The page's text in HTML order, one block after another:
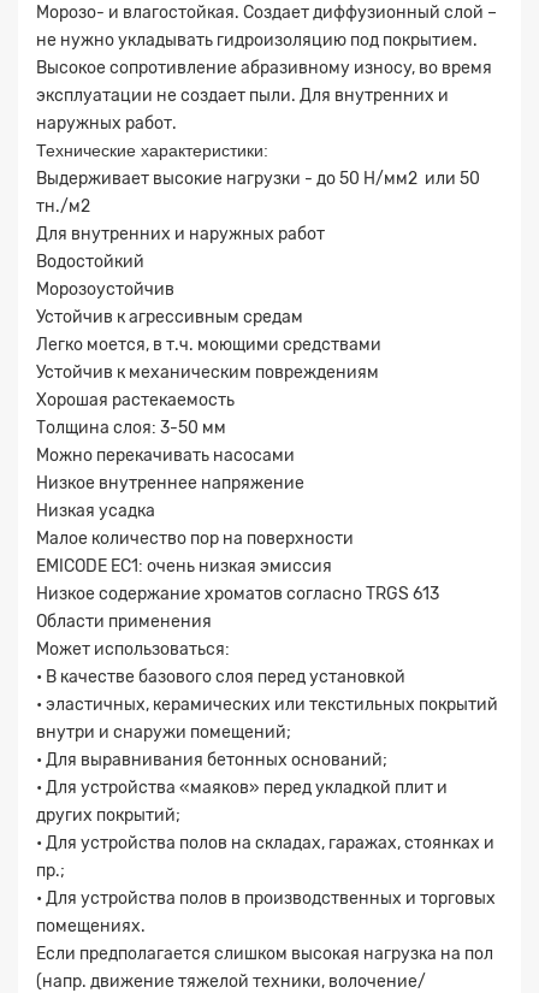
Морозо- и влагостойкая. Создает диффузионный слой –
не нужно укладывать гидроизоляцию под покрытием.
Высокое сопротивление абразивному износу, во время
эксплуатации не создает пыли. Для внутренних и
наружных работ.
Технические характеристики:
Выдерживает высокие нагрузки - до 50 Н/мм2 или 50
тн./м2
Для внутренних и наружных работ
Водостойкий
Морозоустойчив
Устойчив к агрессивным средам
Легко моется, в т.ч. моющими средствами
Устойчив к механическим повреждениям
Хорошая растекаемость
Толщина слоя: 3-50 мм
Можно перекачивать насосами
Низкое внутреннее напряжение
Низкая усадка
Малое количество пор на поверхности
EMICODE EC1: очень низкая эмиссия
Низкое содержание хроматов согласно TRGS 613
Области применения
Может использоваться:
• В качестве базового слоя перед установкой
• эластичных, керамических или текстильных покрытий
внутри и снаружи помещений;
• Для выравнивания бетонных оснований;
• Для устройства «маяков» перед укладкой плит и
других покрытий;
• Для устройства полов на складах, гаражах, стоянках и
пр.;
• Для устройства полов в производственных и торговых
помещениях.
Если предполагается слишком высокая нагрузка на пол
(напр. движение тяжелой техники, волочение/
Заявка на расчет